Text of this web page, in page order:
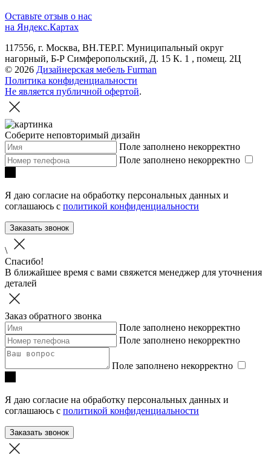
Оставьте отзыв о нас
на Яндекс.Картах
117556, г. Москва, ВН.ТЕР.Г. Муниципальный округ
нагорный, Б-Р Симферопольский, Д. 15 К. 1 , помещ. 2Ц
© 2026 Дизайнерская мебель Furman
Политика конфиденциальности
Не является публичной офертой.
Соберите неповторимый дизайн
Поле заполнено некорректно
Поле заполнено некорректно
Я даю согласие на обработку персональных данных и
соглашаюсь с политикой конфиденциальности
Заказать звонок
\
Спасибо!
В ближайшее время с вами свяжется менеджер для уточнения
деталей
Заказ обратного звонка
Поле заполнено некорректно
Поле заполнено некорректно
Поле заполнено некорректно
Я даю согласие на обработку персональных данных и
соглашаюсь с политикой конфиденциальности
Заказать звонок